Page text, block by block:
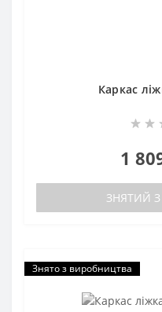
Каркас
1
ЗНЯТИЙ
Знято з виробництва